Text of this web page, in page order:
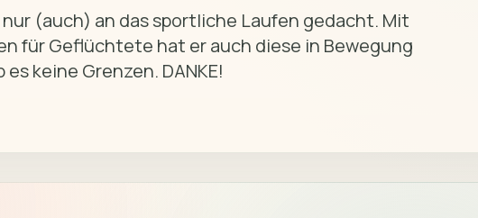
für Geflüchtete hat er auch diese in Bewegung
keine Grenzen. DANKE!